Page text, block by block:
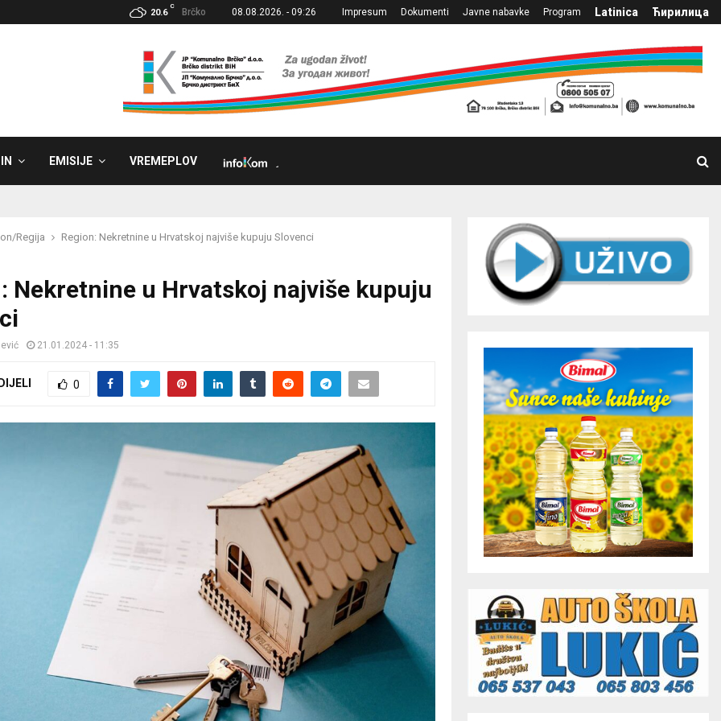
20.6
C
Brčko 08.08.2026. - 09:26 Impresum Dokumenti Javne nabavke Program Latinica Ћирилица
EMISIJE VREMEPLOV
Regija Region: Nekretnine u Hrvatskoj najviše kupuju Slovenci
Nekretnine u Hrvatskoj najviše kupuju
21.01.2024 - 11:35
0